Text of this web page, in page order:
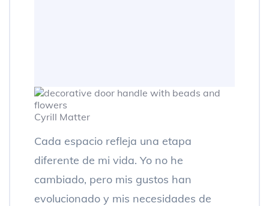
Cyrill Matter
Cada espacio refleja una etapa
diferente de mi vida. Yo no he
cambiado, pero mis gustos han
evolucionado y mis necesidades de